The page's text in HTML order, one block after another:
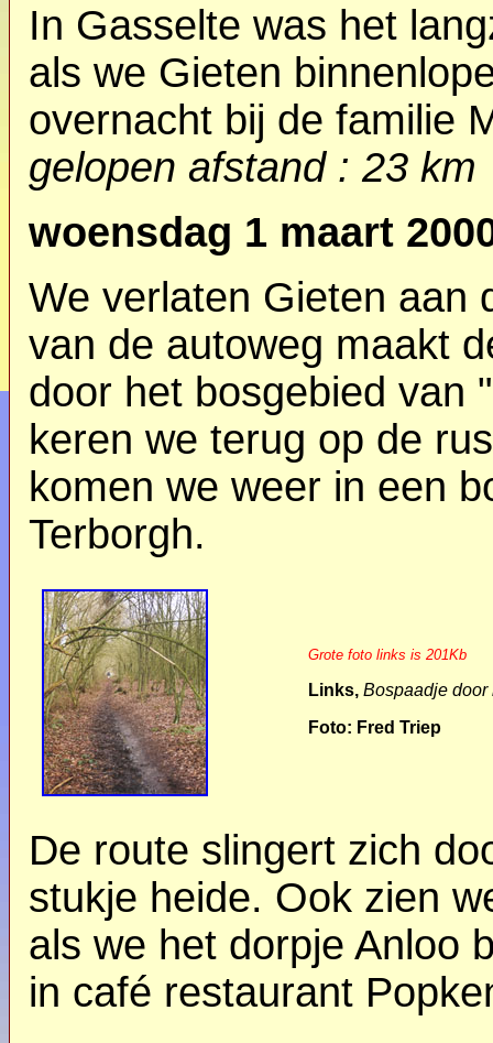
In Gasselte was het
als we Gieten
overnacht bij de familie
gelopen afstand : 23 km
woensdag 1 maart
We verlaten Gieten aan
van de autoweg maakt
door het bosgebied van
keren we terug op de
komen we weer in een
Terborgh.
Grote foto links is 201Kb
Links, Bospaadje door
Foto: Fred Triep
De route slingert zich
stukje heide. Ook zien
als we het dorpje Anloo
in café restaurant